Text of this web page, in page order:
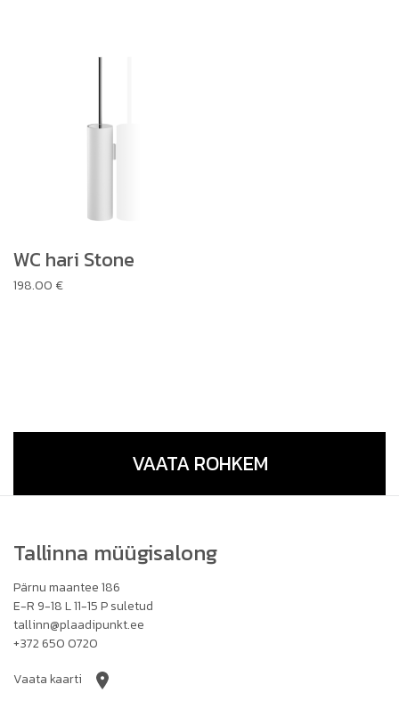
WC hari Stone
198.00 €
VAATA ROHKEM
Tallinna müügisalong
Pärnu maantee 186
E-R 9-18 L 11-15 P suletud
tallinn@plaadipunkt.ee
+372 650 0720
Vaata kaarti